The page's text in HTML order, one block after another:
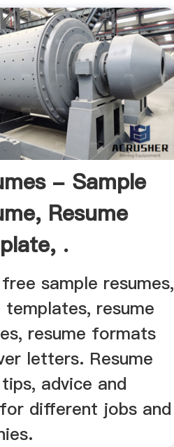
- Sample
Resume
.
sample resumes,
templates, resume
resume formats
letters. Resume
advice and
different jobs and